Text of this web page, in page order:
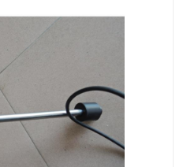
油位表
浮球阀
转速表